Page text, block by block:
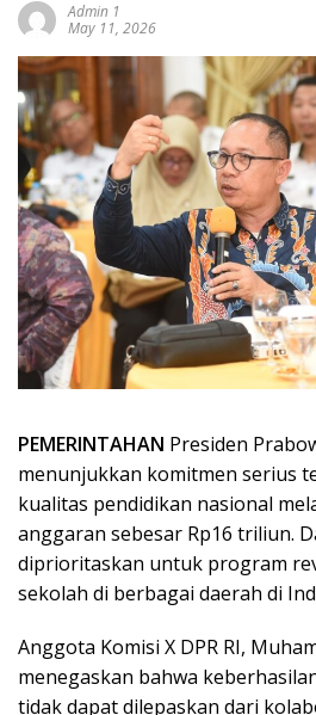
Admin 1
May 11, 2026
PEMERINTAHAN Presiden
menunjukkan komitmen serius
kualitas pendidikan nasional
anggaran sebesar Rp16 triliun.
diprioritaskan untuk program
sekolah di berbagai daerah di
Anggota Komisi X DPR RI,
menegaskan bahwa
tidak dapat dilepaskan dari